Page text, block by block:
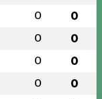
0 0
0 0
0 0
0 0